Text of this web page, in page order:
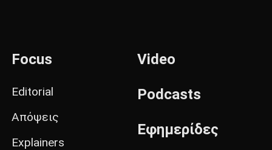
Focus
Editorial
Απόψεις
Explainers
Video
Podcasts
Εφημερίδες